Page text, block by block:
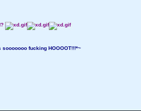
fucking HOOOOT!!!*~